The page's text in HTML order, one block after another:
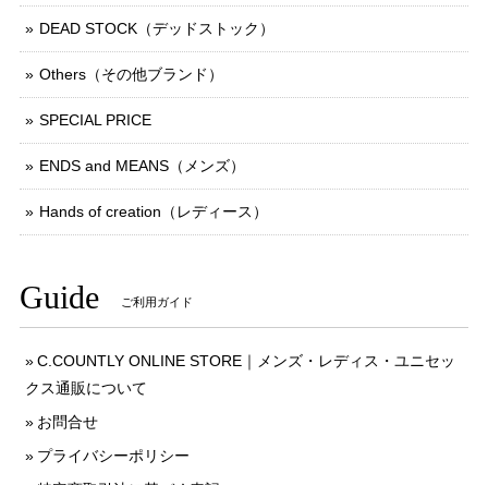
DEAD STOCK（デッドストック）
Others（その他ブランド）
SPECIAL PRICE
ENDS and MEANS（メンズ）
Hands of creation（レディース）
Guide ご利用ガイド
C.COUNTLY ONLINE STORE｜メンズ・レディス・ユニセッ
クス通販について
お問合せ
プライバシーポリシー